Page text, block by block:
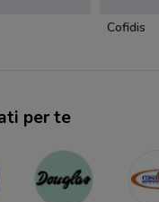
Cofidis
per te